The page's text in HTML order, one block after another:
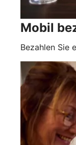
Mobil
Bezahlen Sie